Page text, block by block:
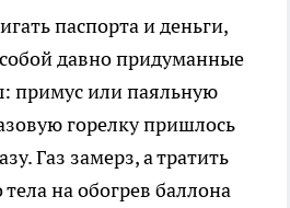
паспорта и деньги,
давно придуманные
примус или паяльную
горелку пришлось
Газ замерз, а тратить
на обогрев баллона